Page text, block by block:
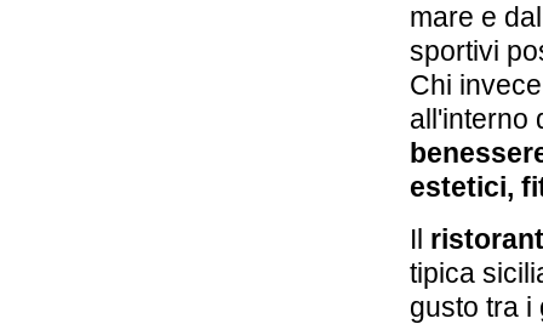
mare e
sportivi
Chi
all'interno
estetici,
Il
tipica
gusto tra i